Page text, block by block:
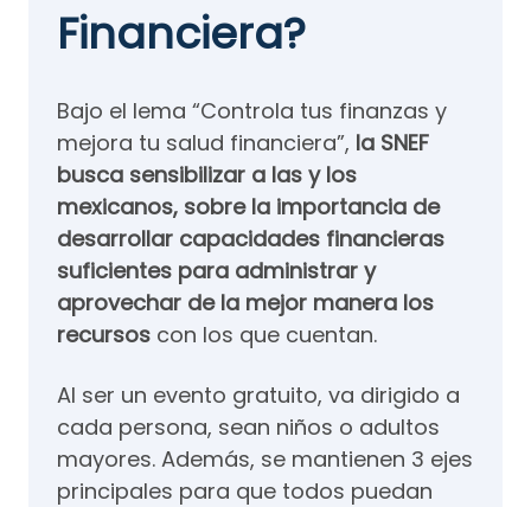
Financiera?
Bajo el lema “Controla tus finanzas y
mejora tu salud financiera”, la SNEF
busca sensibilizar a las y los
mexicanos, sobre la importancia de
desarrollar capacidades financieras
suficientes para administrar y
aprovechar de la mejor manera los
recursos con los que cuentan.
Al ser un evento gratuito, va dirigido a
cada persona, sean niños o adultos
mayores. Además, se mantienen 3 ejes
principales para que todos puedan